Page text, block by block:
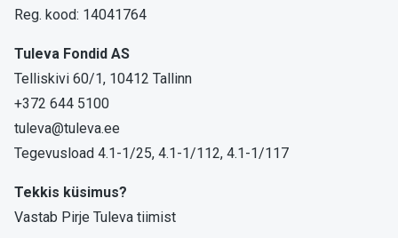
Reg. kood: 14041764
Tuleva Fondid AS
Telliskivi 60/1, 10412 Tallinn
+372 644 5100
tuleva@tuleva.ee
Tegevusload 4.1-1/25, 4.1-1/112, 4.1-1/117
Tekkis küsimus?
Vastab Pirje Tuleva tiimist